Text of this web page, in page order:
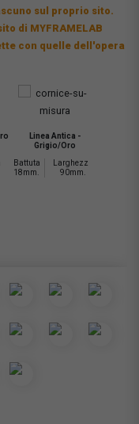
sul proprio sito.
di MYFRAMELAB
con quelle dell'opera